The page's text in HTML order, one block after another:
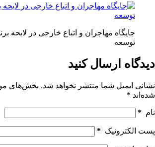
جایگاه مهاجران و اتباع خارجی در لایحه
توسعه
دیدگاه ارسال کنید
نشانی ایمیل شما منتشر نخواهد شد. بخش‌های
شده‌اند *
نام *
پست الکترونیک *